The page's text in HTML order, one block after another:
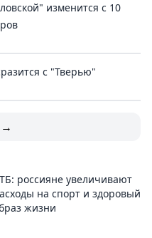
изменится с 10
с "Тверью"
россияне увеличивают
на спорт и здоровый
жизни